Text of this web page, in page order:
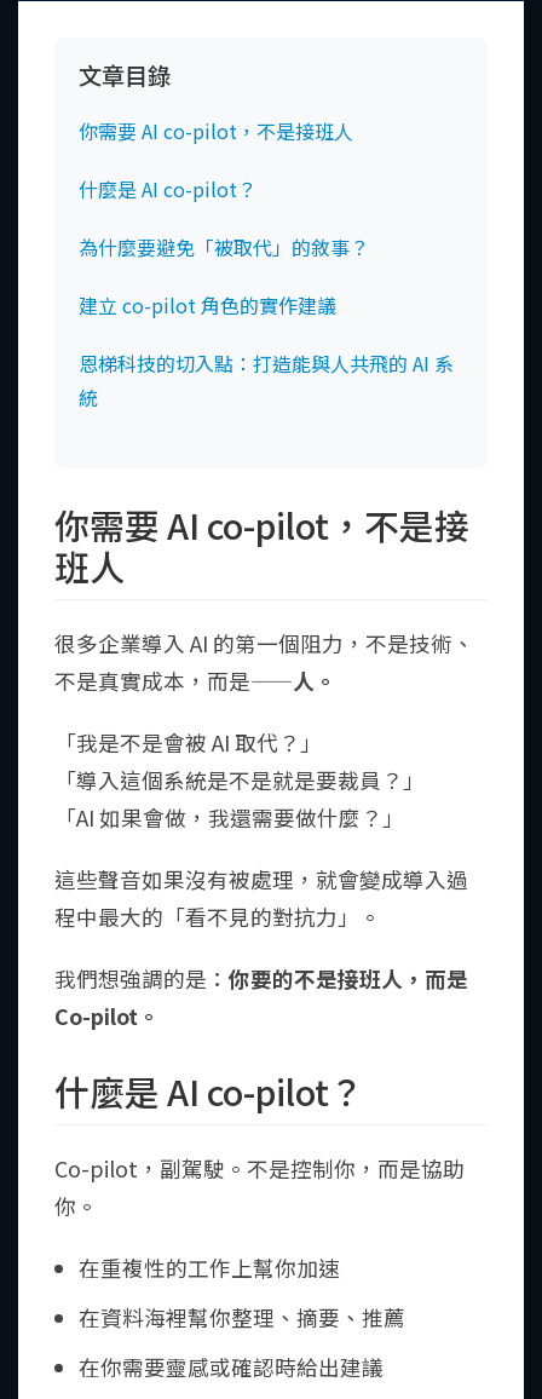
文章目錄
你需要 AI co-pilot，不是接班人
什麼是 AI co-pilot？
為什麼要避免「被取代」的敘事？
建立 co-pilot 角色的實作建議
恩梯科技的切入點：打造能與人共飛的 AI 系
統
你需要 AI co-pilot，不是接
班人
很多企業導入 AI 的第一個阻力，不是技術、
不是真實成本，而是——人。
「我是不是會被 AI 取代？」
「導入這個系統是不是就是要裁員？」
「AI 如果會做，我還需要做什麼？」
這些聲音如果沒有被處理，就會變成導入過
程中最大的「看不見的對抗力」。
我們想強調的是：你要的不是接班人，而是
Co-pilot。
什麼是 AI co-pilot？
Co-pilot，副駕駛。不是控制你，而是協助
你。
在重複性的工作上幫你加速
在資料海裡幫你整理、摘要、推薦
在你需要靈感或確認時給出建議